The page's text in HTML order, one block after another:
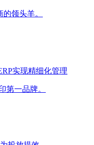
领头羊。
实现精细化管理
第一品牌。